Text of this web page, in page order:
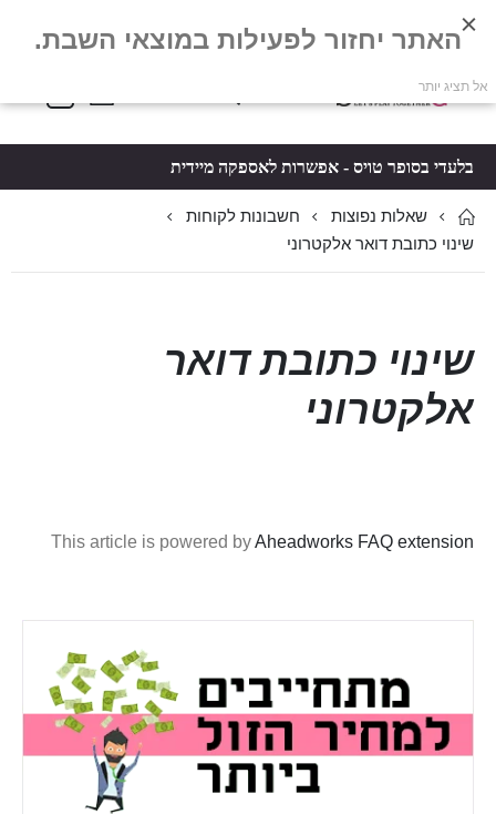
Toggle
סל קניות
בלעדי בסופר טויס - אפשרות לאספקה מיידית
שאלות נפוצות
חשבונות לקוחות
שינוי כתובת דואר אלקטרוני
שינוי כתובת דואר
אלקטרוני
This article is powered byAheadworks FAQ extension
האתר יחזור לפעילות במוצאי השבת.
אל תציג יותר